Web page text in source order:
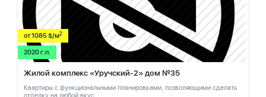
от 1085 $/м2
2020 г.п.
Жилой комплекс «Уручский-2» дом №35
Квартиры с функциональными планировками, позволяющими сделать